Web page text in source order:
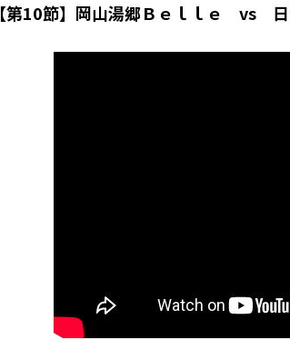
【第10節】岡山湯郷Ｂｅｌｌｅ vs